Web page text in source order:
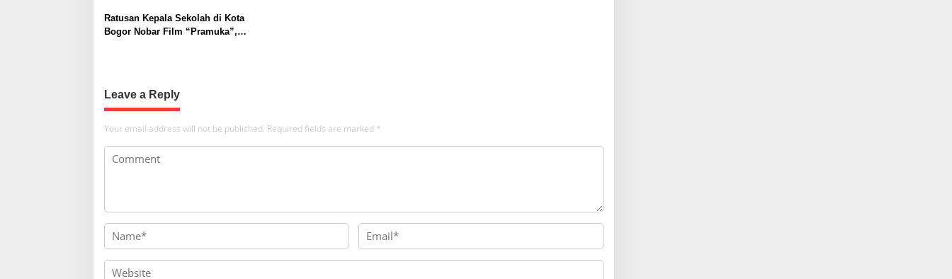
a
o
n
Ratusan Kepala Sekolah di Kota
Bogor Nobar Film “Pramuka”,
Leave a Reply
Your email address will not be published. Required fields are marked *